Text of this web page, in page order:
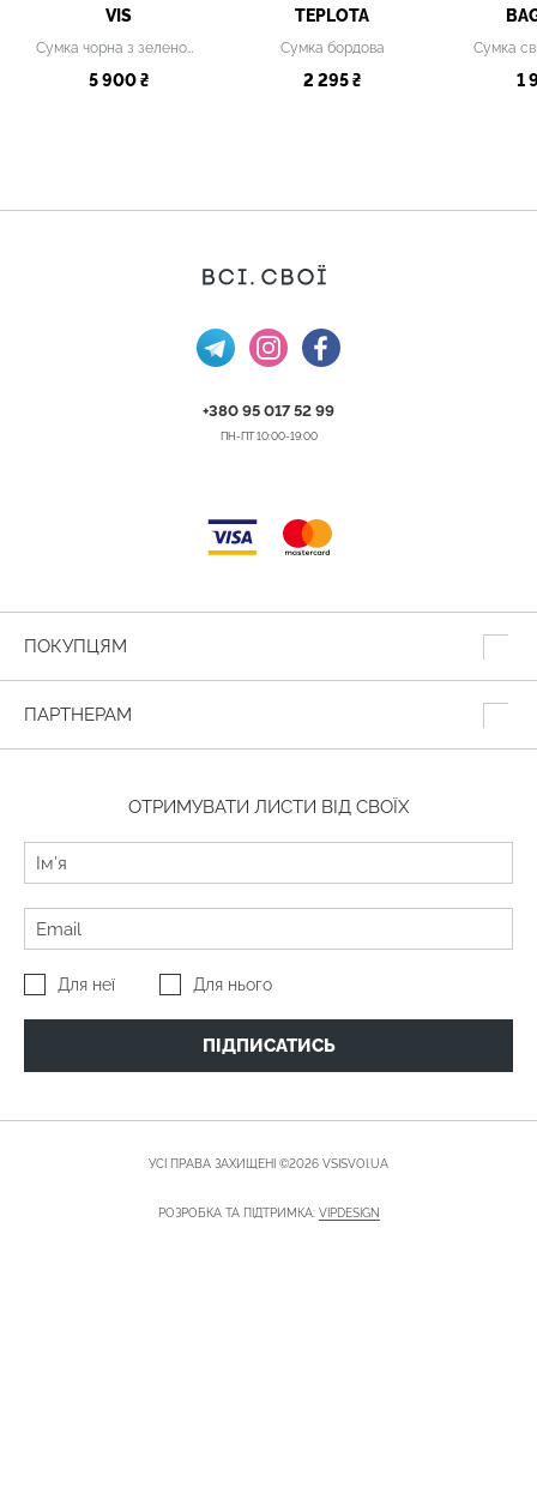
VIS
5 900 ₴
TEPLOTA
Сумка бордова
2 295 ₴
Сумка
1
+380 95 017 52 99
ПН-ПТ 10:00-19:00
ПОКУПЦЯМ
ПАРТНЕРАМ
ОТРИМУВАТИ ЛИСТИ ВІД СВОЇХ
Для неї Для нього
ПІДПИСАТИСЬ
УСІ ПРАВА ЗАХИЩЕНІ ©2026 VSISVOI.UA
РОЗРОБКА ТА ПІДТРИМКА: VIPDESIGN